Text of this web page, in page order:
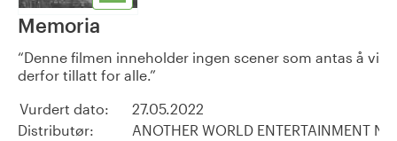
Memoria
Denne filmen inneholder ingen scener som antas å
derfor tillatt for alle.
Vurdert dato:
27.05.2022
Distributør:
ANOTHER WORLD ENTERTAINMENT